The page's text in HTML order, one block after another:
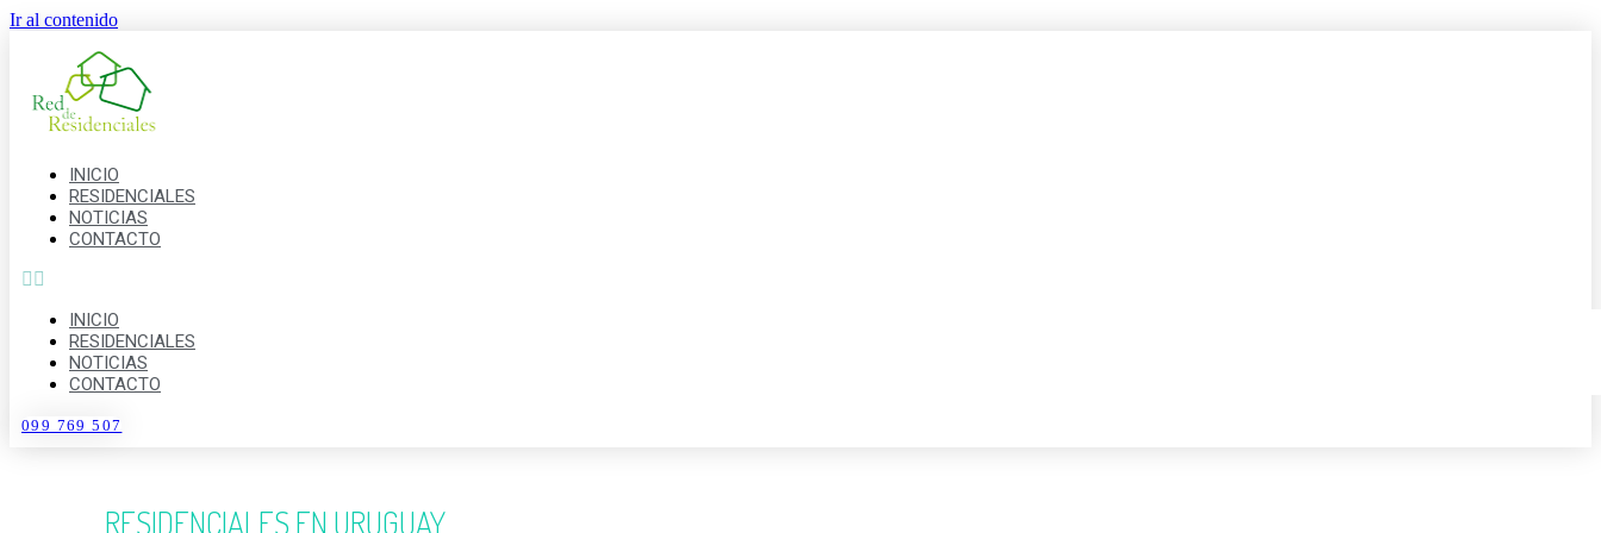
Ir al contenido
INICIO
RESIDENCIALES
NOTICIAS
CONTACTO
INICIO
RESIDENCIALES
NOTICIAS
CONTACTO
099 769 507
RESIDENCIALES EN URUGUAY